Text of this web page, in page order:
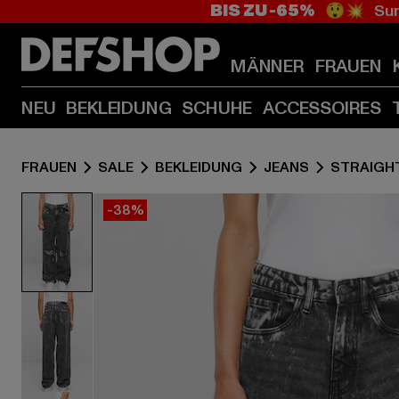
BIS ZU -65% 😲💥
MÄNNER FRAUEN
NEU BEKLEIDUNG SCHUHE ACCESSOIRES
FRAUEN SALE BEKLEIDUNG JEANS
-38%